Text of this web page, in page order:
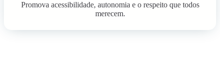
Promova acessibilidade, autonomia e o respeito que todos
merecem.